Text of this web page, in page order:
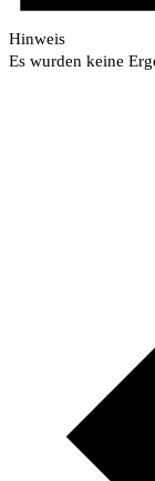
Hinweis
Es wurden keine